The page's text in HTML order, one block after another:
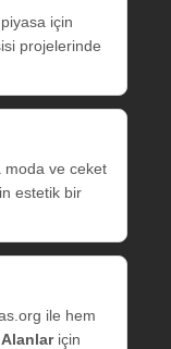
için
projelerinde
moda ve ceket
estetik bir
ile hem
için